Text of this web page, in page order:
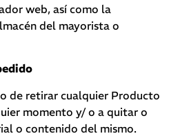
web, así como la
del mayorista o
de retirar cualquier Producto
momento y/ o a quitar o
o contenido del mismo.